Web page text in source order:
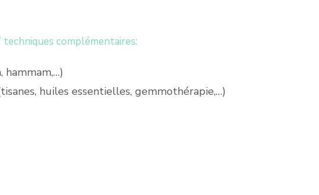
techniques complémentaires:
hammam,…)
huiles essentielles, gemmothérapie,…)